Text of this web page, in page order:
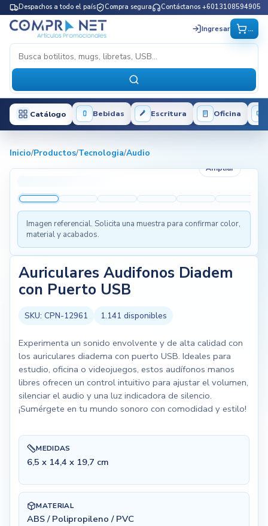
Despachos a todo el país Compra segura Contáctanos +6013108594905
Ingresar ...
Catálogo Bebidas Escritura Oficina
Inicio/Productos/Tecnologia/Audio
Ampliar
Imagen referencial. Solicita una muestra para confirmar color,
material y acabados.
Auriculares Audifonos Diadem
con Puerto USB
SKU: CPN-12961 1.141 disponibles
Experimenta un sonido envolvente y de alta calidad con
los auriculares diadema con puerto USB. Ideales para
estudio, oficina o videojuegos, estos audífonos manos
libres ofrecen un control intuitivo para ajustar el volumen,
silenciar el audio y una luz indicadora de silencio.
¡Sumérgete en tu mundo sonoro con comodidad y estilo!
MEDIDAS
6,5 x 14,4 x 19,7 cm
MATERIAL
ABS / Polipropileno / PVC